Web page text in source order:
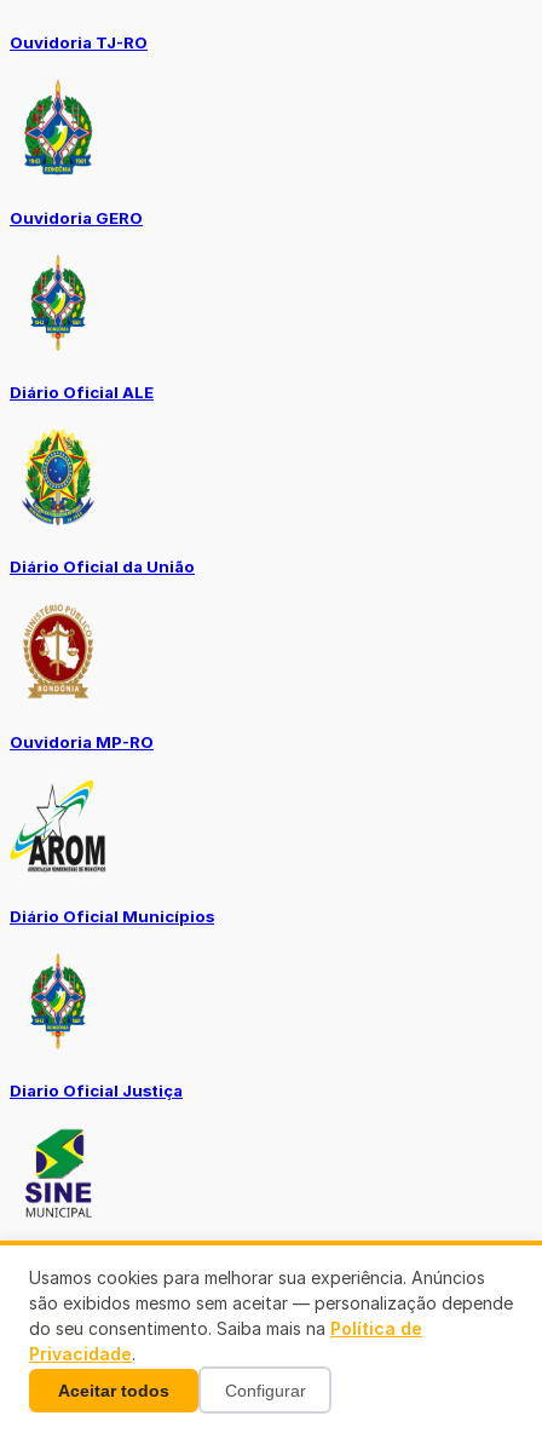
Ouvidoria TJ-RO
Ouvidoria GERO
Diário Oficial ALE
Diário Oficial da União
Ouvidoria MP-RO
Diário Oficial Municípios
Diario Oficial Justiça
Usamos cookies para melhorar sua experiência. Anúncios
são exibidos mesmo sem aceitar — personalização depende
do seu consentimento. Saiba mais na Política de
Privacidade.
Aceitar todos Configurar